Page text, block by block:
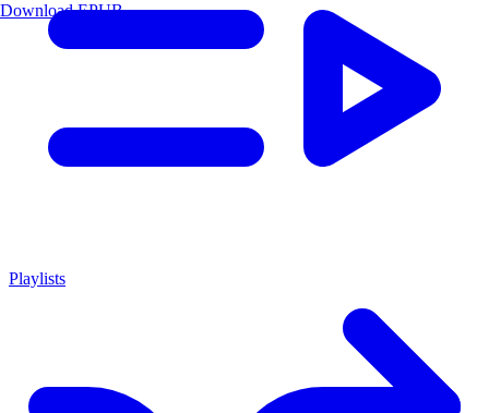
Playlists
Download EPUB